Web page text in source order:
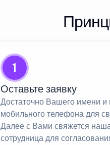
1
Оставьте заявку
Достаточно Вашего имени и
мобильного телефона для
Далее с Вами свяжется
сотрудница для